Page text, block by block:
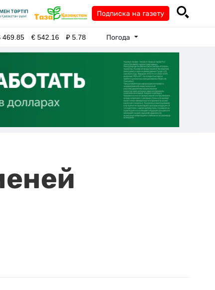
Подписка на газету
469.85 €542.16 ₽5.78 Погода